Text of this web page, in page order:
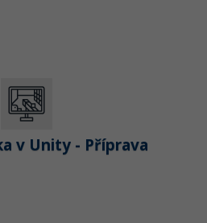
v Unity - Příprava